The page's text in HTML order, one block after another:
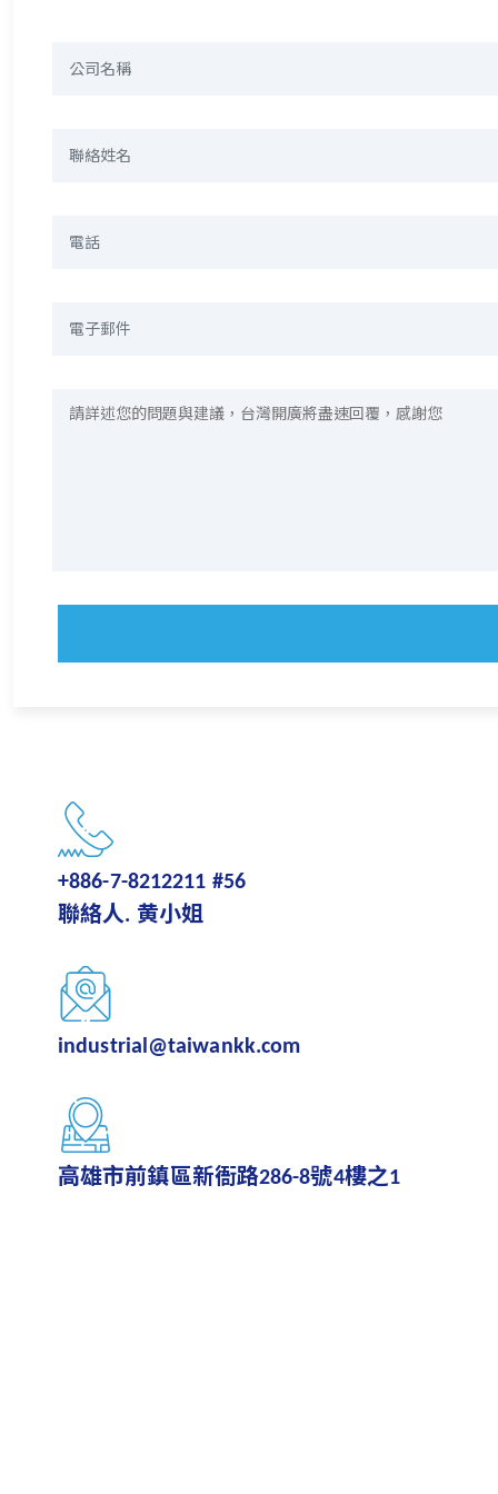
+886-7-8212211 #56
聯絡人. 黄小姐
industrial@taiwankk.com
高雄市前鎮區新衙路286-8號4樓之1